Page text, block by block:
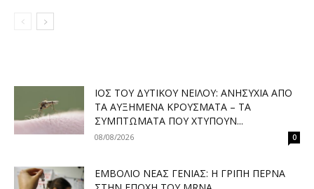
ΙΌΣ ΤΟΥ ΔΥΤΙΚΟΎ ΝΕΊΛΟΥ: ΑΝΗΣΥΧΊΑ ΑΠΌ
ΤΑ ΑΥΞΗΜΈΝΑ ΚΡΟΎΣΜΑΤΑ – ΤΑ
ΣΥΜΠΤΏΜΑΤΑ ΠΟΥ ΧΤΥΠΟΎΝ...
08/08/2026 0
ΕΜΒΌΛΙΟ ΝΈΑΣ ΓΕΝΙΆΣ: Η ΓΡΊΠΗ ΠΕΡΝΆ